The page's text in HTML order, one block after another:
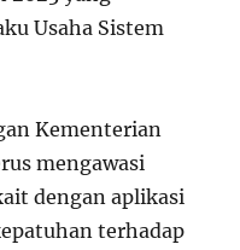
Usaha Sistem
Kementerian
mengawasi
dengan aplikasi
terhadap